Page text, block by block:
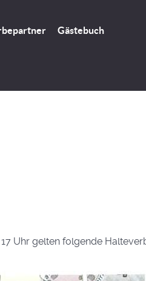
Gästebuch
Uhr gelten folgende